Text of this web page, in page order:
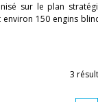
sur le plan
150 engins
3